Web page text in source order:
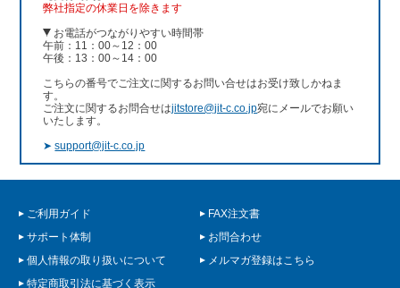
弊社指定の休業日を除きます
お電話がつながりやすい時間帯
午前：11：00～12：00
午後：13：00～14：00
こちらの番号でご注文に関するお問い合せはお受け致しかねま
す。
ご注文に関するお問合せはjitstore@jit-c.co.jp宛にメールでお願い
いたします。
➤support@jit-c.co.jp
ご利用ガイド
FAX注文書
サポート体制
お問合わせ
個人情報の取り扱いについて
メルマガ登録はこちら
特定商取引法に基づく表示